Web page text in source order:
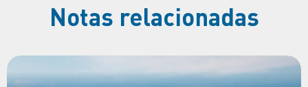
Notas relacionadas